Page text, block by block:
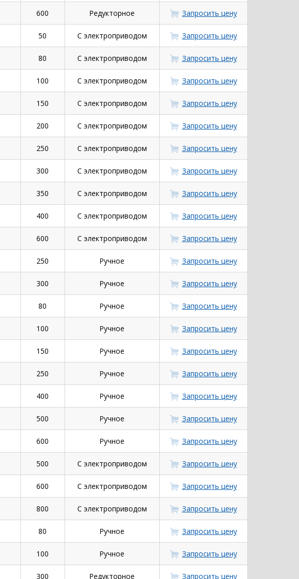
600 Редукторное Запросить цену
50 С электроприводом Запросить цену
80 С электроприводом Запросить цену
100 С электроприводом Запросить цену
150 С электроприводом Запросить цену
200 С электроприводом Запросить цену
250 С электроприводом Запросить цену
300 С электроприводом Запросить цену
350 С электроприводом Запросить цену
400 С электроприводом Запросить цену
600 С электроприводом Запросить цену
250 Ручное Запросить цену
300 Ручное Запросить цену
80 Ручное Запросить цену
100 Ручное Запросить цену
150 Ручное Запросить цену
250 Ручное Запросить цену
400 Ручное Запросить цену
500 Ручное Запросить цену
600 Ручное Запросить цену
500 С электроприводом Запросить цену
600 С электроприводом Запросить цену
800 С электроприводом Запросить цену
80 Ручное Запросить цену
100 Ручное Запросить цену
300 Редукторное Запросить цену